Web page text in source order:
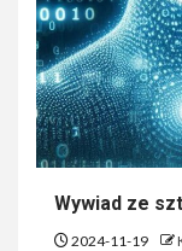
Wywiad ze
2024-11-19